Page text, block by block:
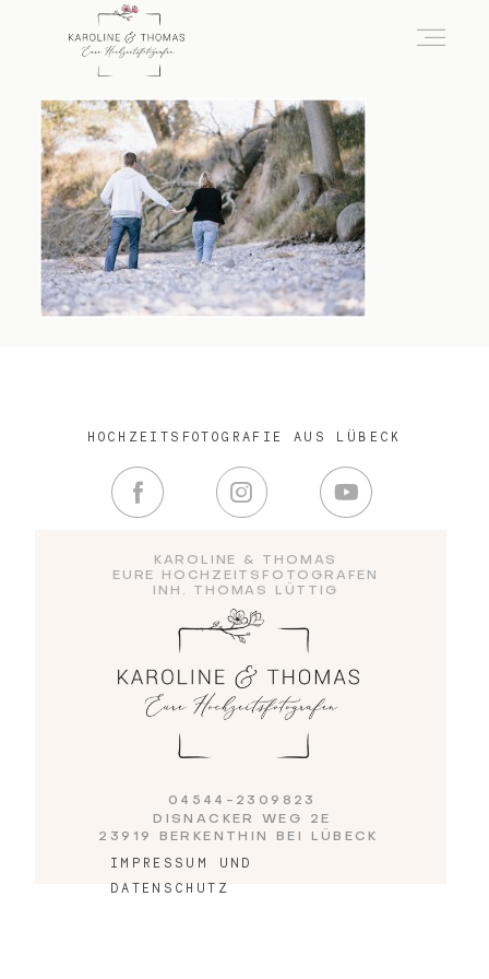
KAROLINE & THOMAS
EURE HOCHZEITSFOTOGRAFEN
INH. THOMAS LÜTTIG
IMPRESSUM UND
DATENSCHUTZ
04544-2309823
DISNACKER WEG 2E
23919 BERKENTHIN BEI LÜBECK
HOCHZEITSFOTOGRAFIE AUS LÜBECK
home
Hochzeit
das besondere Portrait
Kontakt
Blog
Impressum